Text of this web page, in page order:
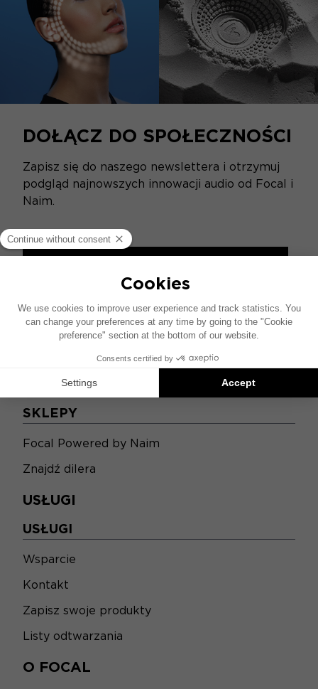
DOŁĄCZ DO SPOŁECZNOŚCI
Zapisz się do naszego newslettera i otrzymuj
podgląd najnowszych innowacji audio od Focal i
Naim.
SKLEPY
SKLEPY
Focal Powered by Naim
Znajdź dilera
USŁUGI
USŁUGI
Wsparcie
Kontakt
Zapisz swoje produkty
Listy odtwarzania
O FOCAL